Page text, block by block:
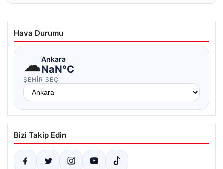
Hava Durumu
☁Ankara
NaN°C
ŞEHIR SEÇ
Bizi Takip Edin